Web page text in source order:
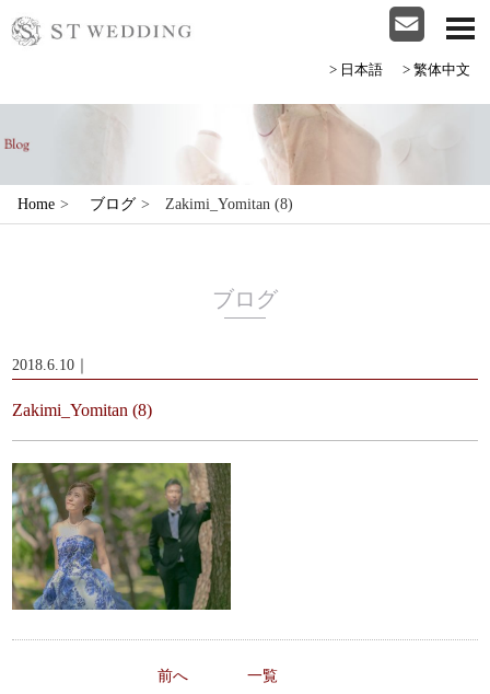
>日本語 >繁体中文
Home > ブログ > Zakimi_Yomitan (8)
ブログ
2018.6.10｜
Zakimi_Yomitan (8)
前へ 一覧